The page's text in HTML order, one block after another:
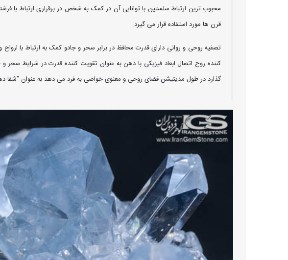
محبوب ترین ارتباط سلستین با توانایی آن در کمک به شخص در برقراری ارتباط با
قرن ها مورد استفاده قرار می گیرد.
تصفیه روحی و روانی دارای قدرت محافظ در برابر سحر و جادو کمک به ارتباط با
کننده روح اتصال ابعاد فیزیکی با ذهن به عنوان تقویت کننده قدرت در شرایط
گذارد در طول مدیتیشن فضای روحی و معنوی خواصی به فرد می دهد به عنوان "شفا